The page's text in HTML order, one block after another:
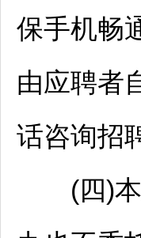
保手机畅
由应聘者
话咨询招
(四)本